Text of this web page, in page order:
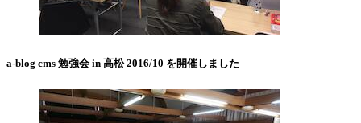
a-blog cms 勉強会 in 高松 2016/10 を開催しました